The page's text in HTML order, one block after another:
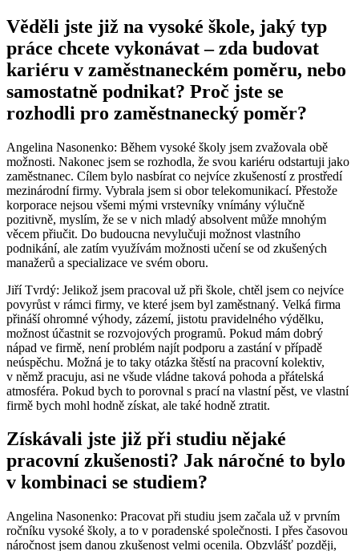
Věděli jste již na vysoké škole, jaký typ
práce chcete vykonávat – zda budovat
kariéru v zaměstnaneckém poměru, nebo
samostatně podnikat? Proč jste se
rozhodli pro zaměstnanecký poměr?
Angelina Nasonenko: Během vysoké školy jsem zvažovala obě
možnosti. Nakonec jsem se rozhodla, že svou kariéru odstartuji jako
zaměstnanec. Cílem bylo nasbírat co nejvíce zkušeností z prostředí
mezinárodní firmy. Vybrala jsem si obor telekomunikací. Přestože
korporace nejsou všemi mými vrstevníky vnímány výlučně
pozitivně, myslím, že se v nich mladý absolvent může mnohým
věcem přiučit. Do budoucna nevylučuji možnost vlastního
podnikání, ale zatím využívám možnosti učení se od zkušených
manažerů a specializace ve svém oboru.
Jiří Tvrdý: Jelikož jsem pracoval už při škole, chtěl jsem co nejvíce
povyrůst v rámci firmy, ve které jsem byl zaměstnaný. Velká firma
přináší ohromné výhody, zázemí, jistotu pravidelného výdělku,
možnost účastnit se rozvojových programů. Pokud mám dobrý
nápad ve firmě, není problém najít podporu a zastání v případě
neúspěchu. Možná je to taky otázka štěstí na pracovní kolektiv,
v němž pracuju, asi ne všude vládne taková pohoda a přátelská
atmosféra. Pokud bych to porovnal s prací na vlastní pěst, ve vlastní
firmě bych mohl hodně získat, ale také hodně ztratit.
Získávali jste již při studiu nějaké
pracovní zkušenosti? Jak náročné to bylo
v kombinaci se studiem?
Angelina Nasonenko: Pracovat při studiu jsem začala už v prvním
ročníku vysoké školy, a to v poradenské společnosti. I přes časovou
náročnost jsem danou zkušenost velmi ocenila. Obzvlášť později,